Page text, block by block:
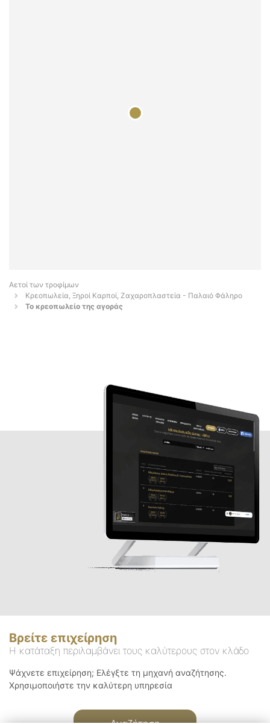
Αετοί των τροφίμων
Κρεοπωλεία, Ξηροί Καρποί, Ζαχαροπλαστεία - Παλαιό Φάληρο
Το κρεοπωλείο της αγοράς
Βρείτε επιχείρηση
Η κατάταξη περιλαμβάνει τους καλύτερους στον κλάδο
Ψάχνετε επιχείρηση; Ελέγξτε τη μηχανή αναζήτησης.
Χρησιμοποιήστε την καλύτερη υπηρεσία